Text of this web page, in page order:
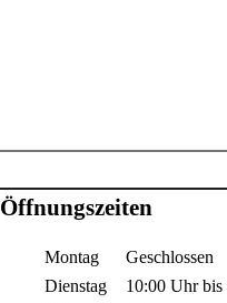
Öffnungszeiten
Montag
Geschlossen
Dienstag
10:00 Uhrbis